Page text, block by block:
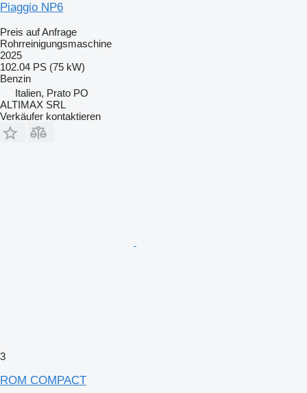
Piaggio NP6
Preis auf Anfrage
Rohrreinigungsmaschine
2025
102.04 PS (75 kW)
Benzin
Italien, Prato PO
ALTIMAX SRL
Verkäufer kontaktieren
3
ROM COMPACT